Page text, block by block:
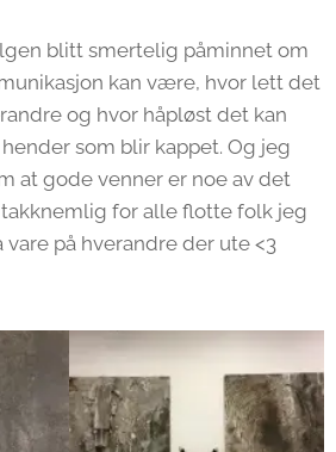
blitt smertelig påminnet om
kan være, hvor lett det
og hvor håpløst det kan
som blir kappet. Og jeg
at gode venner er noe av det
takknemlig for alle flotte folk jeg
vare på hverandre der ute <3